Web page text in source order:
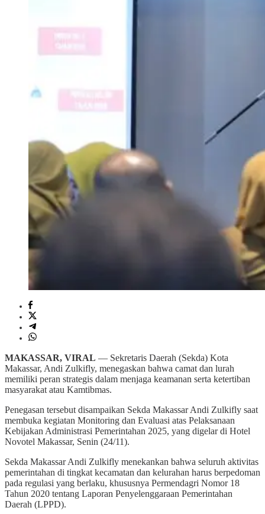
MAKASSAR, VIRAL — Sekretaris Daerah (Sekda) Kota
Makassar, Andi Zulkifly, menegaskan bahwa camat dan lurah
memiliki peran strategis dalam menjaga keamanan serta ketertiban
masyarakat atau Kamtibmas.
Penegasan tersebut disampaikan Sekda Makassar Andi Zulkifly saat
membuka kegiatan Monitoring dan Evaluasi atas Pelaksanaan
Kebijakan Administrasi Pemerintahan 2025, yang digelar di Hotel
Novotel Makassar, Senin (24/11).
Sekda Makassar Andi Zulkifly menekankan bahwa seluruh aktivitas
pemerintahan di tingkat kecamatan dan kelurahan harus berpedoman
pada regulasi yang berlaku, khususnya Permendagri Nomor 18
Tahun 2020 tentang Laporan Penyelenggaraan Pemerintahan
Daerah (LPPD).